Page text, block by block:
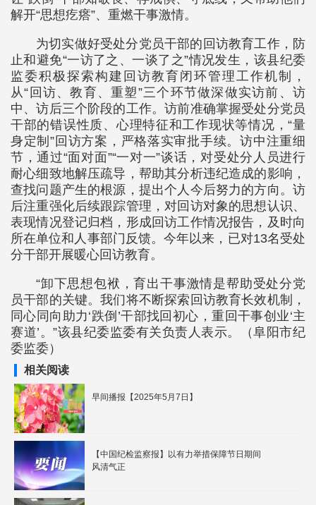
解开“思想疙瘩”、重燃干事激情。
为切实做好受处分党员干部的回访教育工作，防
止和避免“一访了之、一谈了之”情况发生，该县纪委
监委积极探索构建回访教育闭环管理工作机制，
从“回访、教育、重塑”三个环节做深做实访前、访
中、访后三个阶段的工作。访前准确掌握受处分党员
干部的错误性质、心理特征和工作现状等情况，“量
身定制”回访方案，严格落实审批手续。访中注重细
节，通过“面对面”“一对一”谈话，对受处分人员进行
耐心细致地解压疏导，帮助其分析违纪造成的影响，
查找问题产生的根源，提出个人今后努力的方向。访
后注重强化后续跟踪管理，对回访对象的思想认识、
表现情况登记归档，形成回访工作情况报告，及时向
所在单位和人事部门反馈。今年以来，已对13名受处
分干部开展暖心回访教育。
“卸下思想包袱，育出干事激情是帮助受处分党
员干部的关键。我们将不断探索回访教育长效机制，
同心同向助力‘跌倒’干部找回初心，重回干事创业‘主
赛道’。”该县纪委监委有关负责人表示。（阜阳市纪
委监委）
相关阅读
早间播报【2025年5月7日】
【中国纪检监察报】以有力举措保障节日期间
风清气正